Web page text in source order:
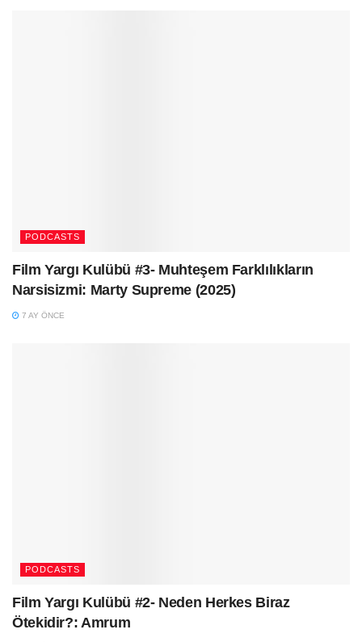
PODCASTS
Film Yargı Kulübü #3- Muhteşem Farklılıkların
Narsisizmi: Marty Supreme (2025)
7 AY ÖNCE
PODCASTS
Film Yargı Kulübü #2- Neden Herkes Biraz
Ötekidir?: Amrum